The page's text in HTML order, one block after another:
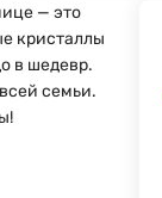
— это
кристаллы
в шедевр.
семьи.